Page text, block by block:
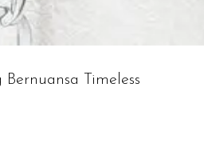
Timeless